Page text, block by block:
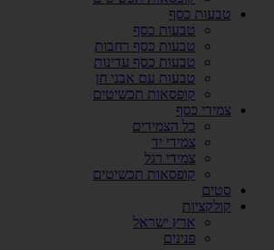
טבעות כסף
טבעות כסף
טבעות כסף רחבות
טבעות כסף עדינות
טבעות עם אבני חן
קופסאות תכשיטים
צמידי כסף
כל הצמידים
צמידי יד
צמידי רגל
קופסאות תכשיטים
סטים
קולקציות
ארץ ישראל
פנינים